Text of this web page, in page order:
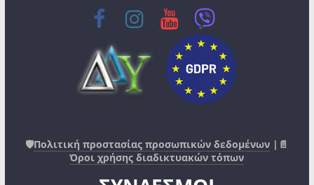
🛡️Πολιτική προστασίας προσωπικών δεδομένων |📄
Όροι χρήσης διαδικτυακών τόπων